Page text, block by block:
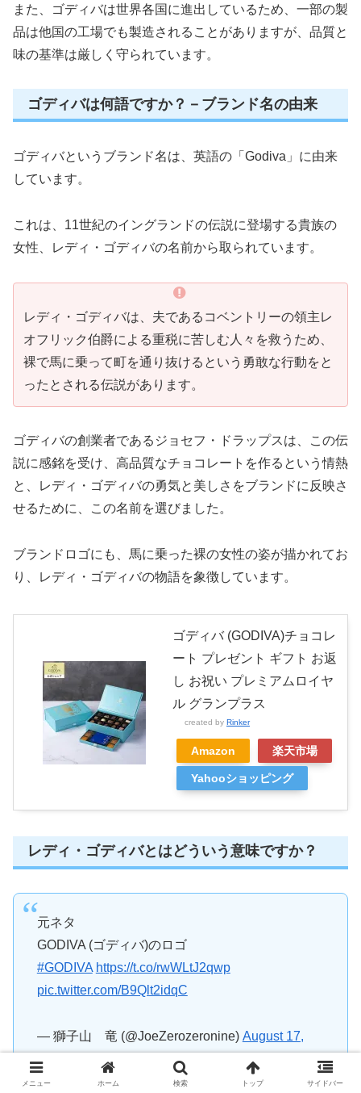
また、ゴディバは世界各国に進出しているため、一部の製
品は他国の工場でも製造されることがありますが、品質と
味の基準は厳しく守られています。
ゴディバは何語ですか？－ブランド名の由来
ゴディバというブランド名は、英語の「Godiva」に由来
しています。
これは、11世紀のイングランドの伝説に登場する貴族の
女性、レディ・ゴディバの名前から取られています。
レディ・ゴディバは、夫であるコベントリーの領主レ
オフリック伯爵による重税に苦しむ人々を救うため、
裸で馬に乗って町を通り抜けるという勇敢な行動をと
ったとされる伝説があります。
ゴディバの創業者であるジョセフ・ドラップスは、この伝
説に感銘を受け、高品質なチョコレートを作るという情熱
と、レディ・ゴディバの勇気と美しさをブランドに反映さ
せるために、この名前を選びました。
ブランドロゴにも、馬に乗った裸の女性の姿が描かれてお
り、レディ・ゴディバの物語を象徴しています。
ゴディバ (GODIVA)チョコレ
ート プレゼント ギフト お返
し お祝い プレミアムロイヤ
ル グランプラス
created by Rinker
Amazon 楽天市場
Yahooショッピング
レディ・ゴディバとはどういう意味ですか？
元ネタ
GODIVA (ゴディバ)のロゴ
#GODIVA https://t.co/rwWLtJ2qwp
pic.twitter.com/B9Qlt2idqC
— 獅子山 竜 (@JoeZerozeronine) August 17,
2023
メニュー ホーム 検索 トップ サイドバー